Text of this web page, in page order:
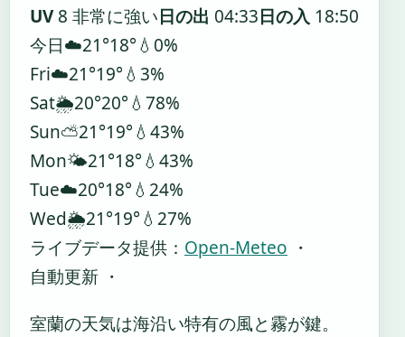
UV8 非常に強い日の出 04:33日の入 18:50
今日☁️21°18°💧0%
Fri☁️21°19°💧3%
Sat🌦️20°20°💧78%
Sun⛅21°19°💧43%
Mon🌤️21°18°💧43%
Tue☁️20°18°💧24%
Wed🌦️21°19°💧27%
ライブデータ提供： Open-Meteo ・
自動更新 ・
室蘭の天気は海沿い特有の風と霧が鍵。